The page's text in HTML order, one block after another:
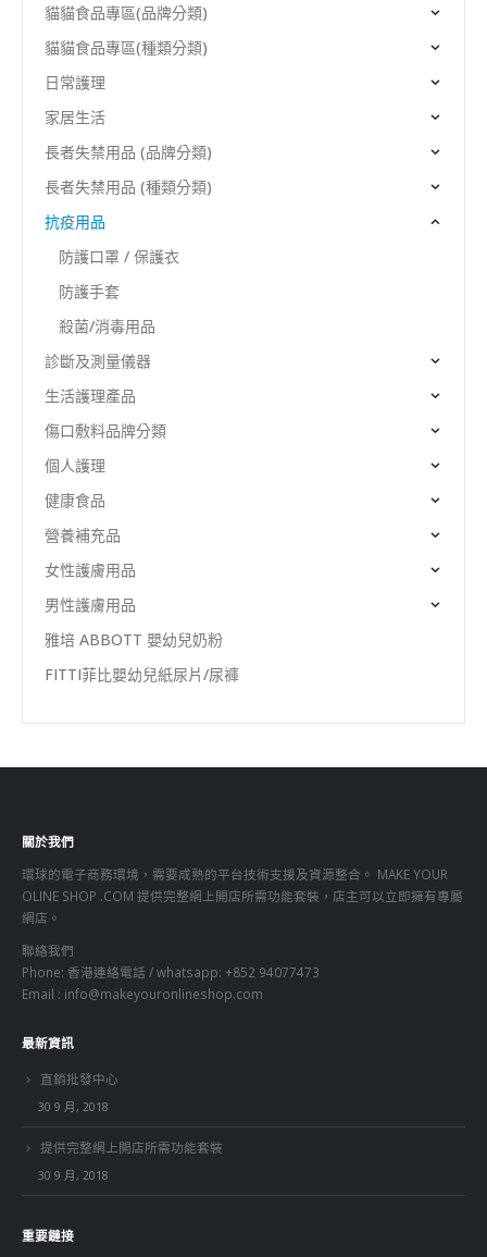
貓貓食品專區(品牌分類)
貓貓食品專區(種類分類)
日常護理
家居生活
長者失禁用品 (品牌分類)
長者失禁用品 (種類分類)
抗疫用品
防護口罩 / 保護衣
防護手套
殺菌/消毒用品
診斷及測量儀器
生活護理產品
傷口敷料品牌分類
個人護理
健康食品
營養補充品
女性護膚用品
男性護膚用品
雅培 ABBOTT 嬰幼兒奶粉
FITTI菲比嬰幼兒紙尿片/尿褲
關於我們
環球的電子商務環境，需要成熟的平台技術支援及資源整合。 MAKE YOUR
OLINE SHOP .COM 提供完整網上開店所需功能套裝，店主可以立即擁有專屬
網店。
聯絡我們
Phone: 香港連絡電話 / whatsapp: +852 94077473
Email : info@makeyouronlineshop.com
最新資訊
直銷批發中心
30 9 月, 2018
提供完整網上開店所需功能套裝
30 9 月, 2018
重要鏈接